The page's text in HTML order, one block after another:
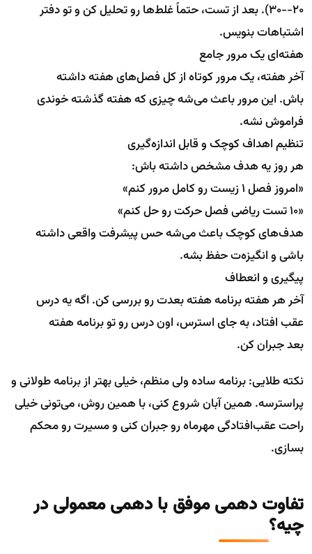
۲۰--۳۰). بعد از تست، حتماً غلط‌ها رو تحلیل کن و تو دفتر
اشتباهات بنویس.
هفته‌ای یک مرور جامع
آخر هفته، یک مرور کوتاه از کل فصل‌های هفته داشته
باش. این مرور باعث می‌شه چیزی که هفته گذشته خوندی
فراموش نشه.
تنظیم اهداف کوچک و قابل اندازه‌گیری
هر روز یه هدف مشخص داشته باش:
«امروز فصل ۱ زیست رو کامل مرور کنم»
«۱۰ تست ریاضی فصل حرکت رو حل کنم»
هدف‌های کوچک باعث می‌شه حس پیشرفت واقعی داشته
باشی و انگیزه‌ت حفظ بشه.
پیگیری و انعطاف
آخر هر هفته برنامه هفته بعدت رو بررسی کن. اگه یه درس
عقب افتاد، به جای استرس، اون درس رو تو برنامه هفته
بعد جبران کن.
نکته طلایی: برنامه ساده ولی منظم، خیلی بهتر از برنامه طولانی و
پراسترسه. همین آبان شروع کنی، با همین روش، می‌تونی خیلی
راحت عقب‌افتادگی مهرماه رو جبران کنی و مسیرت رو محکم
بسازی.
تفاوت دهمی موفق با دهمی معمولی در
چیه؟